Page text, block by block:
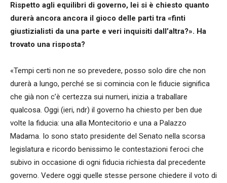
Rispetto agli equilibri di governo, lei si è chiesto quanto
durerà ancora ancora il gioco delle parti tra «finti
giustizialisti da una parte e veri inquisiti dall’altra?». Ha
trovato una risposta?
«Tempi certi non ne so prevedere, posso solo dire che non
durerà a lungo, perché se si comincia con le fiducie significa
che già non c’è certezza sui numeri, inizia a traballare
qualcosa. Oggi (ieri, ndr) il governo ha chiesto per ben due
volte la fiducia: una alla Montecitorio e una a Palazzo
Madama. Io sono stato presidente del Senato nella scorsa
legislatura e ricordo benissimo le contestazioni feroci che
subivo in occasione di ogni fiducia richiesta dal precedente
governo. Vedere oggi quelle stesse persone chiedere il voto di